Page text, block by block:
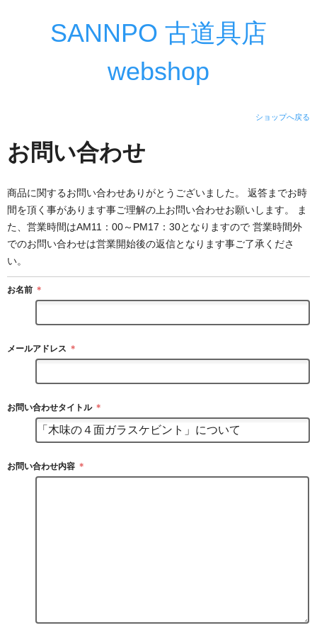
SANNPO 古道具店
webshop
ショップへ戻る
お問い合わせ
商品に関するお問い合わせありがとうございました。 返答までお時
間を頂く事があります事ご理解の上お問い合わせお願いします。 ま
た、営業時間はAM11：00～PM17：30となりますので 営業時間外
でのお問い合わせは営業開始後の返信となります事ご了承くださ
い。
お名前 ＊
メールアドレス ＊
お問い合わせタイトル ＊
お問い合わせ内容 ＊